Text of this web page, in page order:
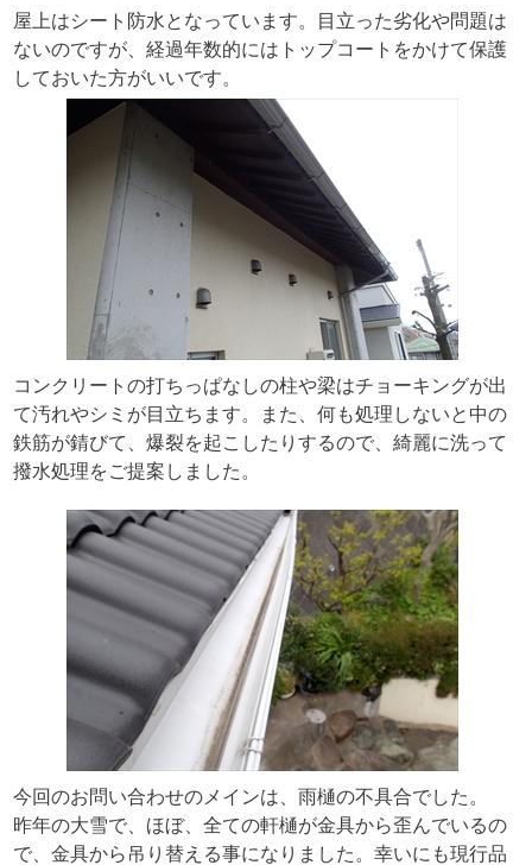
屋上はシート防水となっています。目立った劣化や問題は
ないのですが、経過年数的にはトップコートをかけて保護
しておいた方がいいです。
コンクリートの打ちっぱなしの柱や梁はチョーキングが出
て汚れやシミが目立ちます。また、何も処理しないと中の
鉄筋が錆びて、爆裂を起こしたりするので、綺麗に洗って
撥水処理をご提案しました。
今回のお問い合わせのメインは、雨樋の不具合でした。
昨年の大雪で、ほぼ、全ての軒樋が金具から歪んでいるの
で、金具から吊り替える事になりました。幸いにも現行品